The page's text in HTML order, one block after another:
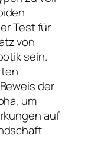
Test für
von
sein.
der
um
auf